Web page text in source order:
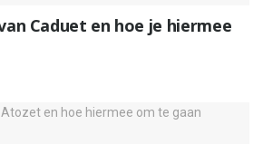
Caduet en hoe je hiermee